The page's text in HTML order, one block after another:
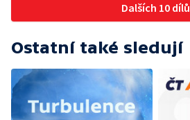
Dalších 10 dílů
Ostatní také sledují